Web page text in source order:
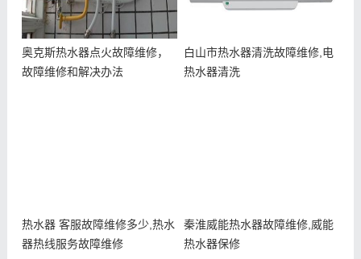
奥克斯热水器点火故障维修，
故障维修和解决办法
白山市热水器清洗故障维修,电
热水器清洗
热水器 客服故障维修多少,热水
器热线服务故障维修
秦淮威能热水器故障维修,威能
热水器保修